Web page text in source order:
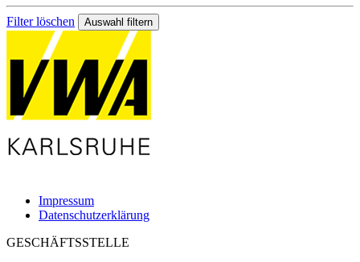
Filter löschen
Impressum
Datenschutzerklärung
GESCHÄFTSSTELLE